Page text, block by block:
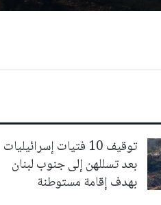
توقيف 10 فتيات إسرائيليات
بعد تسللهن إلى جنوب لبنان
بهدف إقامة مستوطنة